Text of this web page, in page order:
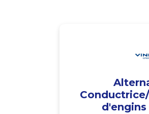
d'engins